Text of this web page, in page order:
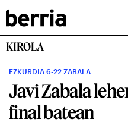
KIROLA
EZKURDIA 6-22 ZABALA
Javi Zabala
final batean